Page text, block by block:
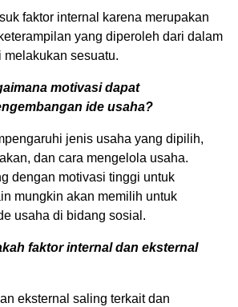
faktor internal karena merupakan
yang diperoleh dari dalam
sesuatu.
motivasi dapat
ide usaha?
jenis usaha yang dipilih,
dan cara mengelola usaha.
dengan motivasi tinggi untuk
mungkin akan memilih untuk
usaha di bidang sosial.
faktor internal dan eksternal
eksternal saling terkait dan